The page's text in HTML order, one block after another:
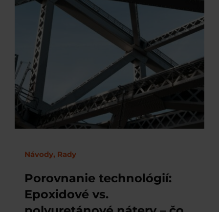
Návody, Rady
Porovnanie technológií:
Epoxidové vs.